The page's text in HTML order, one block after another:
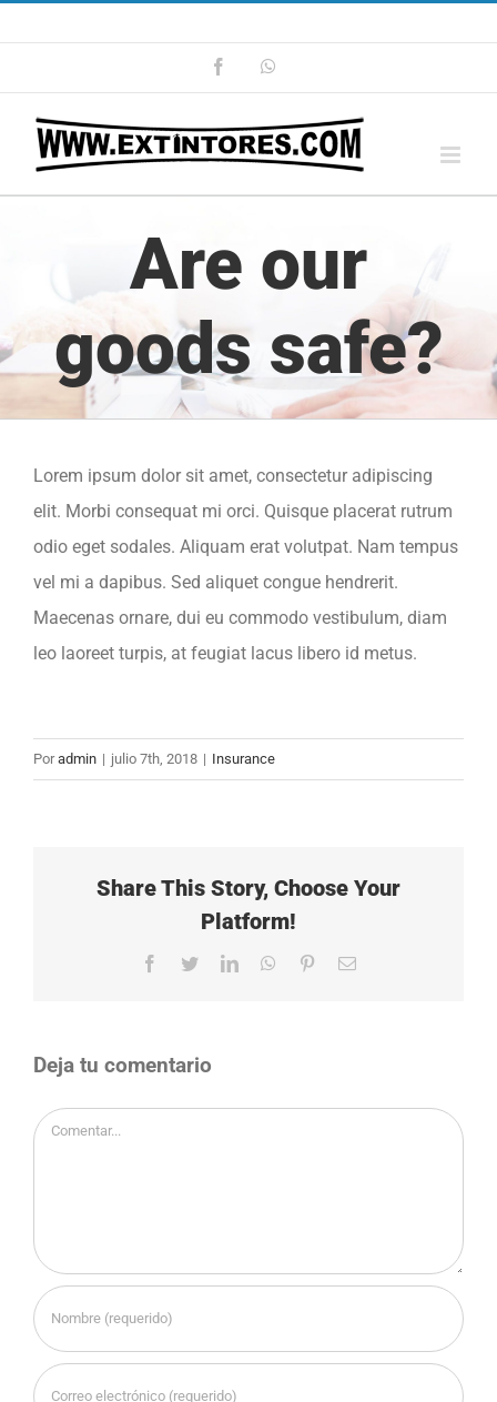
contenido
Facebook
Are our
goods safe?
Lorem ipsum dolor sit amet, consectetur adipiscing
elit. Morbi consequat mi orci. Quisque placerat rutrum
odio eget sodales. Aliquam erat volutpat. Nam tempus
vel mi a dapibus. Sed aliquet congue hendrerit.
Maecenas ornare, dui eu commodo vestibulum, diam
leo laoreet turpis, at feugiat lacus libero id metus.
Poradmin | julio 7th, 2018 | Insurance
Share This Story, Choose Your
Platform!
Facebook
TwitterLinkedInWhatsApp
PinterestCorreo
Deja tu comentario
Comentar